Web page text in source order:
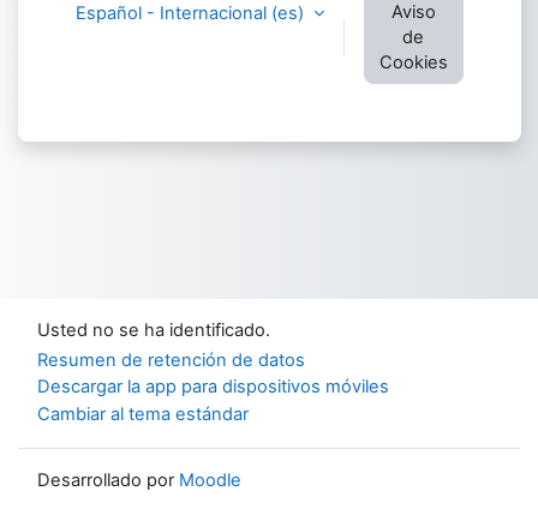
Español - Internacional ‎(es)‎
Aviso
de
Cookies
Usted no se ha identificado.
Resumen de retención de datos
Descargar la app para dispositivos móviles
Cambiar al tema estándar
Desarrollado por Moodle